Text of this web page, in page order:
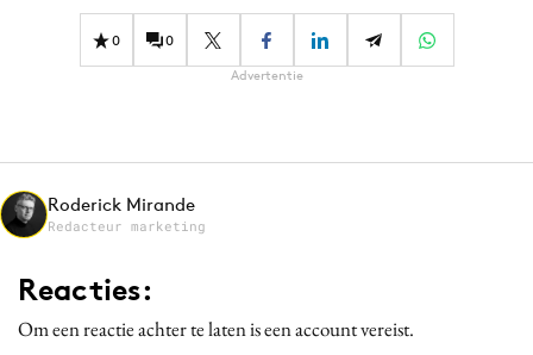
Gedragsverandering
Influencer marketing
Media
Merkstrategie
PR
Purpose Marketing
Reputatie & crisis
0 0
Advertentie
Roderick Mirande
Redacteur marketing
Reacties:
Om een reactie achter te laten is een account vereist.